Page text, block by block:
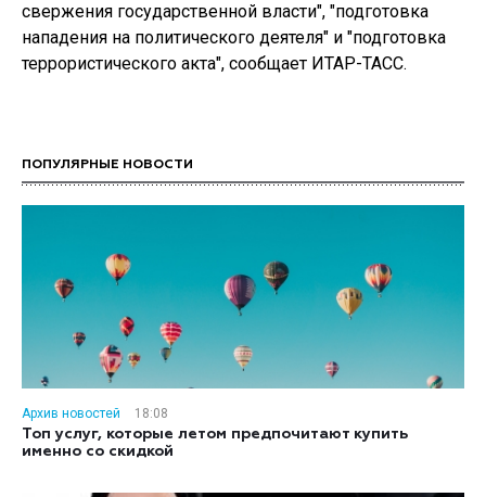
свержения государственной власти", "подготовка
нападения на политического деятеля" и "подготовка
террористического акта", сообщает ИТАР-ТАСС.
ПОПУЛЯРНЫЕ НОВОСТИ
Архив новостей
18:08
Топ услуг, которые летом предпочитают купить
именно со скидкой